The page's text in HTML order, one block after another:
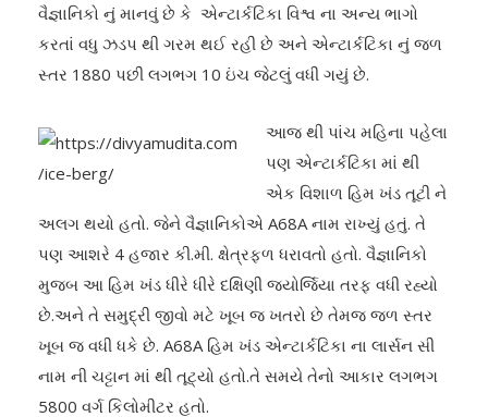
વૈજ્ઞાનિકો નું માનવું છે કે એન્ટાર્કટિકા વિશ્વ ના અન્ય ભાગો
કરતાં વધુ ઝડપ થી ગરમ થઈ રહી છે અને એન્ટાર્કટિકા નું જળ
સ્તર 1880 પછી લગભગ 10 ઇંચ જેટલું વધી ગયું છે.
આજ થી પાંચ મહિના પહેલા
પણ એન્ટાર્કટિકા માં થી
એક વિશાળ હિમ ખંડ તૂટી ને
અલગ થયો હતો. જેને વૈજ્ઞાનિકોએ A68A નામ રાખ્યું હતું. તે
પણ આશરે 4 હજાર કી.મી. ક્ષેત્રફળ ધરાવતો હતો. વૈજ્ઞાનિકો
મુજબ આ હિમ ખંડ ધીરે ધીરે દક્ષિણી જ્યોર્જિયા તરફ વધી રહ્યો
છે.અને તે સમુદ્રી જીવો મટે ખૂબ જ ખતરો છે તેમજ જળ સ્તર
ખૂબ જ વધી ધકે છે. A68A હિમ ખંડ એન્ટાર્કટિકા ના લાર્સન સી
નામ ની ચટ્ટાન માં થી તૂટ્યો હતો.તે સમયે તેનો આકાર લગભગ
5800 વર્ગ કિલોમીટર હતો.